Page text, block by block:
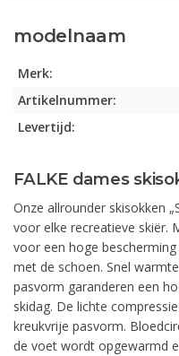
modelnaam
Merk:
Artikelnummer:
Levertijd:
FALKE dames
Onze allrounder skisokken
voor elke recreatieve skiër.
voor een hoge
met de schoen. Snel
pasvorm garanderen een
skidag. De lichte
kreukvrije pasvorm.
de voet wordt opgewarmd